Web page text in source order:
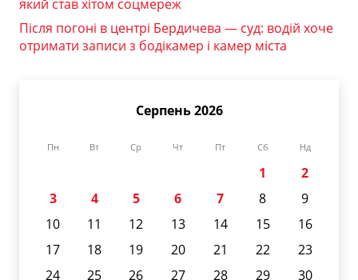
який став хітом соцмереж
Після погоні в центрі Бердичева — суд: водій хоче
отримати записи з бодікамер і камер міста
Серпень 2026
Пн Вт Ср Чт Пт Сб Нд
1
2
3
4 5 6 7 8
9
10
11 12 13 14 15
16
17
18 19 20 21 22
23
24
25 26 27 28 29
30